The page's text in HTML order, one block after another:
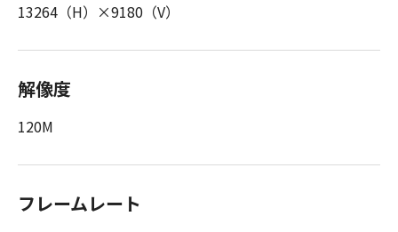
13264（H）×9180（V）
解像度
120M
フレームレート